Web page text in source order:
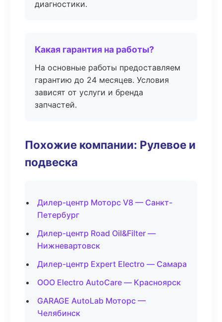
диагностики.
Какая гарантия на работы?
На основные работы предоставляем
гарантию до 24 месяцев. Условия
зависят от услуги и бренда
запчастей.
Похожие компании: Рулевое и
подвеска
Дилер-центр Моторс V8 — Санкт-
Петербург
Дилер-центр Road Oil&Filter —
Нижневартовск
Дилер-центр Expert Electro — Самара
ООО Electro AutoCare — Красноярск
GARAGE AutoLab Моторс —
Челябинск